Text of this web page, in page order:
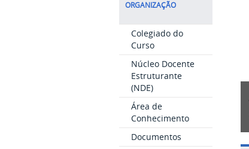
ORGANIZAÇÃO
Colegiado do
Curso
Núcleo Docente
Estruturante
(NDE)
Área de
Conhecimento
Documentos